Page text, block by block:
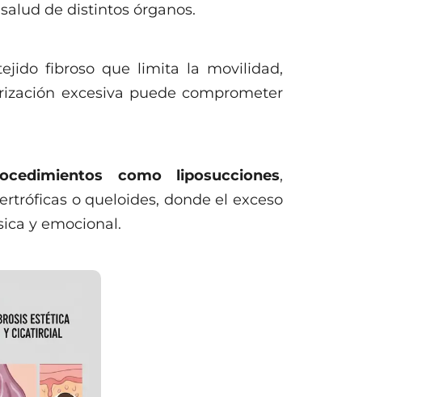
de distintos órganos.
fibroso que limita la movilidad,
excesiva puede comprometer
como liposucciones,
o queloides, donde el exceso
y emocional.